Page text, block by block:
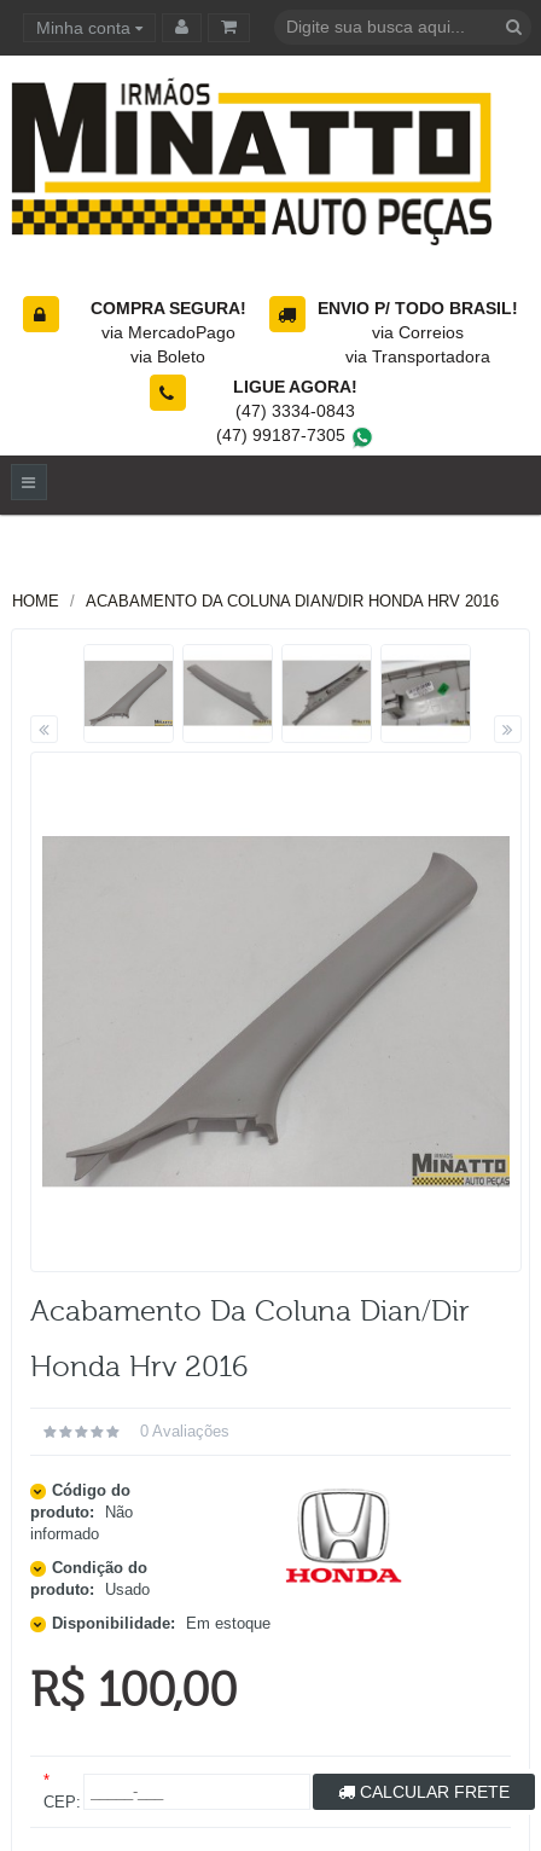
Minha conta
COMPRA SEGURA!
via MercadoPago
via Boleto
ENVIO P/ TODO BRASIL!
via Correios
via Transportadora
LIGUE AGORA!
(47) 3334-0843
(47) 99187-7305
HOME ACABAMENTO DA COLUNA DIAN/DIR HONDA HRV 2016
Acabamento Da Coluna Dian/dir
Honda Hrv 2016
0 Avaliações
Código do
produto:
Não
informado
Condição do
produto:
Usado
Disponibilidade:
Em estoque
R$ 100,00
*
CEP:
CALCULAR FRETE